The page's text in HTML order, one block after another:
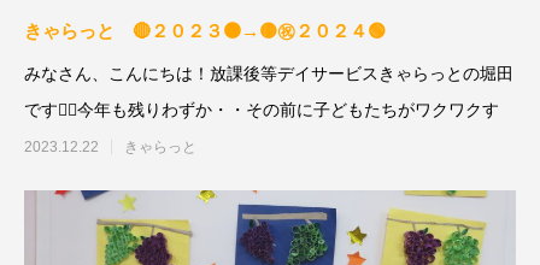
きゃらっと 🔴２０２３🟠→🟡㊗２０２４🟢
みなさん、こんにちは！放課後等デイサービスきゃらっとの堀田
です🙋‍♀️今年も残りわずか・・その前に子どもたちがワクワクす
2023.12.22 きゃらっと